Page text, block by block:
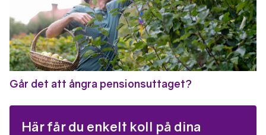
Går det att ångra pensionsuttaget?
Här får du enkelt koll på dina